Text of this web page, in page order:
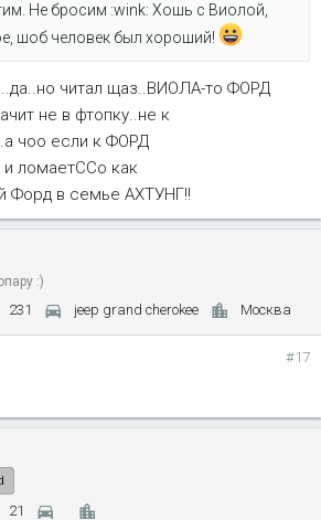
Не бросим :wink: Хошь с Виолой,
шоб человек был хороший!
читал щаз..ВИОЛА-то ФОРД
не в фтопку..не к
чоо если к ФОРД
и ломаетССо как
Форд в семье АХТУНГ!!
:)
231 jeep grand cherokee Москва
#17
21